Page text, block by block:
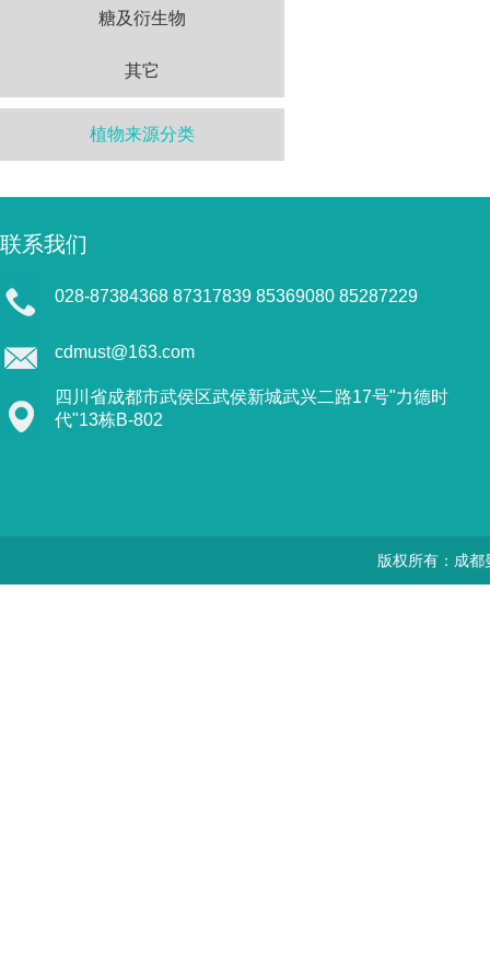
糖及衍生物
其它
植物来源分类
联系我们
028-87384368 87317839 85369080 85287229
cdmust@163.com
四川省成都市武侯区武侯新城武兴二路17号"力德时
代"13栋B-802
版权所有：成